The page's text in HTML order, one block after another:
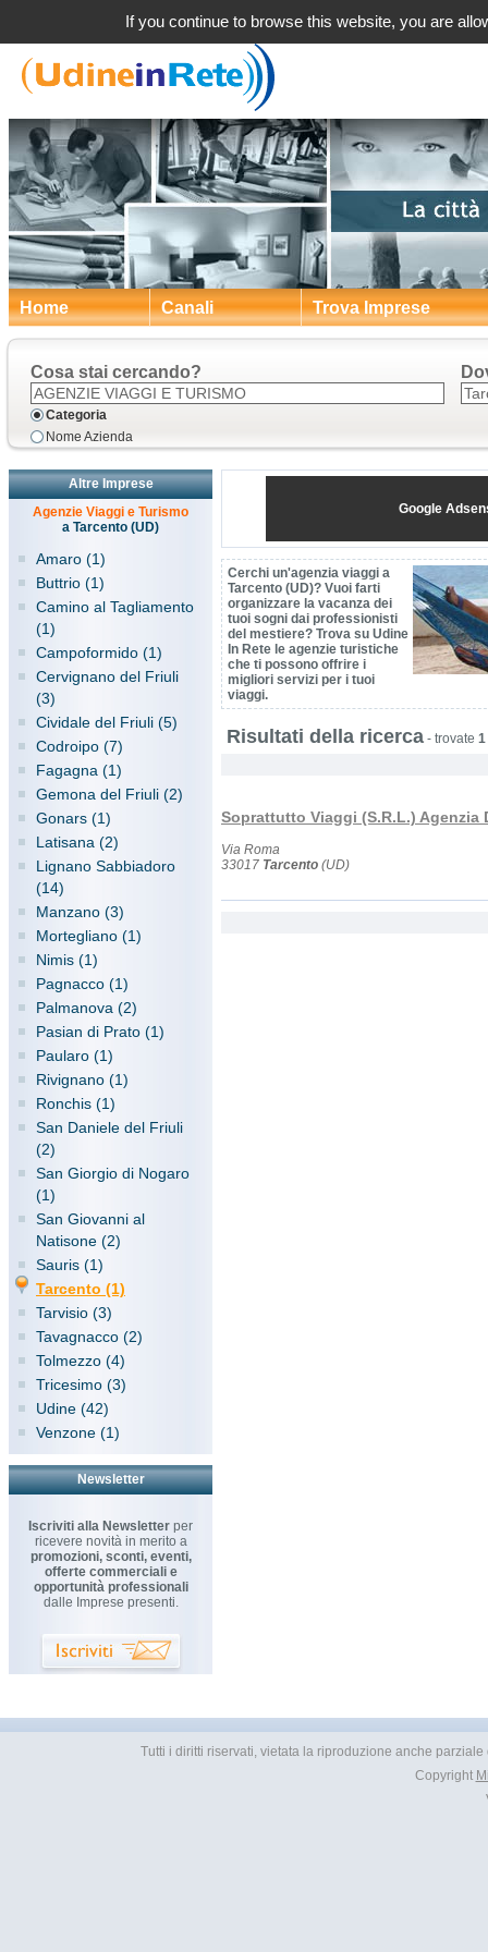
Home Canali Trova Imprese
Cosa stai cercando?
Categoria
Nome Azienda
Altre Imprese
Agenzie Viaggi e Turismo
a Tarcento (UD)
Amaro (1)
Buttrio (1)
Camino al Tagliamento
(1)
Campoformido (1)
Cervignano del Friuli
(3)
Cividale del Friuli (5)
Codroipo (7)
Fagagna (1)
Gemona del Friuli (2)
Gonars (1)
Latisana (2)
Lignano Sabbiadoro
(14)
Manzano (3)
Mortegliano (1)
Nimis (1)
Pagnacco (1)
Palmanova (2)
Pasian di Prato (1)
Paularo (1)
Rivignano (1)
Ronchis (1)
San Daniele del Friuli
(2)
San Giorgio di Nogaro
(1)
San Giovanni al
Natisone (2)
Sauris (1)
Tarcento (1)
Tarvisio (3)
Tavagnacco (2)
Tolmezzo (4)
Tricesimo (3)
Udine (42)
Venzone (1)
Newsletter
Iscriviti alla Newsletter per
ricevere novità in merito a
promozioni, sconti, eventi,
offerte commerciali e
opportunità professionali
dalle Imprese presenti.
Google
Cerchi un'agenzia viaggi a
Tarcento (UD)? Vuoi farti
organizzare la vacanza dei
tuoi sogni dai professionisti
del mestiere? Trova su Udine
In Rete le agenzie turistiche
che ti possono offrire i
migliori servizi per i tuoi
viaggi.
Risultati della ricerca - trovate 1
Soprattutto Viaggi (S.R.L.) Agenzia
Via Roma
33017 Tarcento (UD)
Tutti i diritti riservati, vietata la riproduzione anche
Copyright
If you continue to browse this website, you are